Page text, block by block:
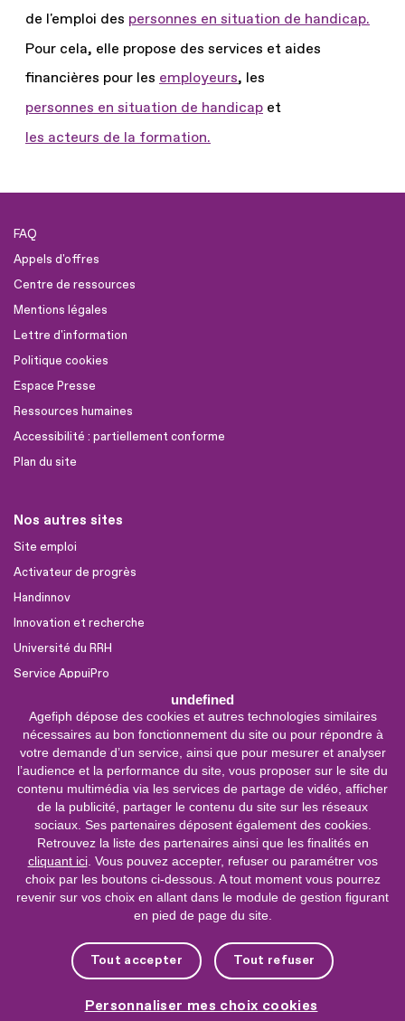
undefined
Agefiph dépose des cookies et autres technologies similaires
nécessaires au bon fonctionnement du site ou pour répondre à
votre demande d’un service, ainsi que pour mesurer et analyser
l’audience et la performance du site, vous proposer sur le site du
contenu multimédia via les services de partage de vidéo, afficher
de la publicité, partager le contenu du site sur les réseaux
sociaux. Ses partenaires déposent également des cookies.
Retrouvez la liste des partenaires ainsi que les finalités en
cliquant ici. Vous pouvez accepter, refuser ou paramétrer vos
choix par les boutons ci-dessous. A tout moment vous pourrez
revenir sur vos choix en allant dans le module de gestion figurant
en pied de page du site.
Tout accepter Tout refuser
Personnaliser mes choix cookies
de l'emploi des personnes en situation de handicap.
Pour cela, elle propose des services et aides
financières pour les employeurs, les
personnes en situation de handicap et
les acteurs de la formation.
FAQ
Appels d'offres
Centre de ressources
Mentions légales
Lettre d'information
Politique cookies
Espace Presse
Ressources humaines
Accessibilité : partiellement conforme
Plan du site
Nos autres sites
Site emploi
Activateur de progrès
Handinnov
Innovation et recherche
Université du RRH
Service AppuiPro
Nous suivre
Youtube
Linkedin
Facebook
0 800 11 10 09
Service &
appel gratuits
Nous contacter
Plateforme de mise en contact LSF